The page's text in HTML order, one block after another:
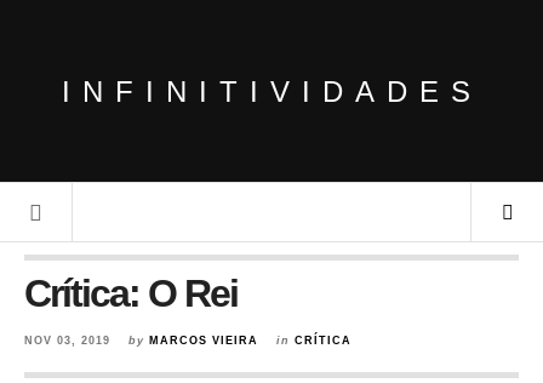
INFINITIVIDADES
Crítica: O Rei
NOV 03, 2019 by MARCOS VIEIRA in CRÍTICA